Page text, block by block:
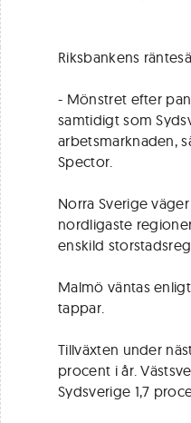
Riksbankens
- Mönstret efter
samtidigt som
arbetsmarknaden,
Spector.
Norra Sverige
nordligaste
enskild
Malmö väntas
tappar.
Tillväxten under
procent i år.
Sydsverige 1,7